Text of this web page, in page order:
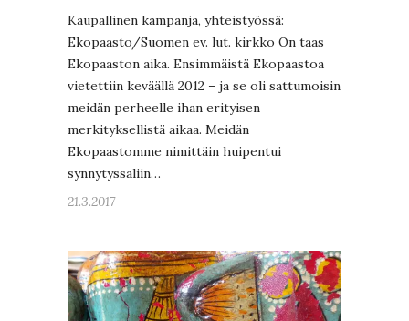
Kaupallinen kampanja, yhteistyössä:
Ekopaasto/Suomen ev. lut. kirkko On taas
Ekopaaston aika. Ensimmäistä Ekopaastoa
vietettiin keväällä 2012 – ja se oli sattumoisin
meidän perheelle ihan erityisen
merkityksellistä aikaa. Meidän
Ekopaastomme nimittäin huipentui
synnytyssaliin…
21.3.2017